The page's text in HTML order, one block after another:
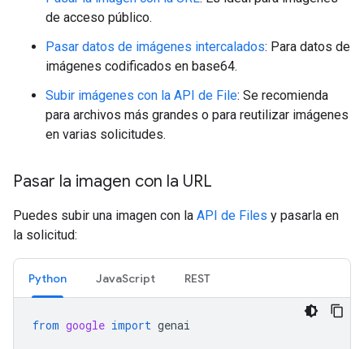
de acceso público.
Pasar datos de imágenes intercalados: Para datos de
imágenes codificados en base64.
Subir imágenes con la API de File: Se recomienda
para archivos más grandes o para reutilizar imágenes
en varias solicitudes.
Pasar la imagen con la URL
Puedes subir una imagen con la API de Files y pasarla en
la solicitud:
Python JavaScript REST
from google import genai